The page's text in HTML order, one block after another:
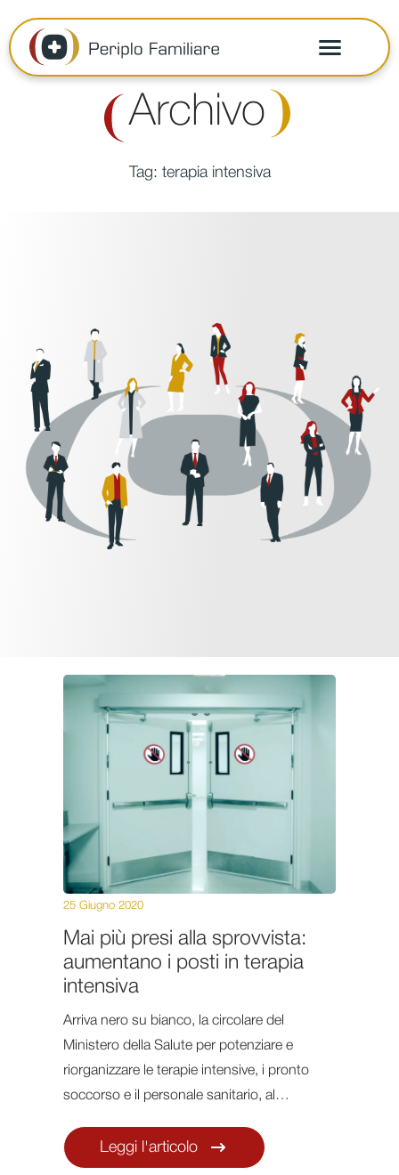
Archivo
Tag: terapia intensiva
Mai più presi alla sprovvista:
aumentano i posti in terapia
intensiva
25 Giugno 2020
Arriva nero su bianco, la circolare del
Ministero della Salute per potenziare e
riorganizzare le terapie intensive, i pronto
soccorso e il personale sanitario, al…
Leggi l'articolo